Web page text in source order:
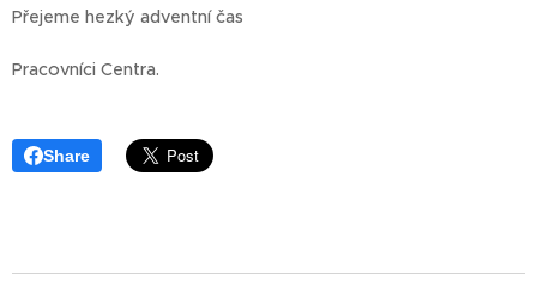
Přejeme hezký adventní čas
Pracovníci Centra.
Share